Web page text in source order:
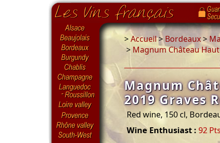
>Accueil>Bordeaux>
> Magnum Château
Magnum
2019 Graves
Red wine, 150 cl,
Wine Enthusiast : 92